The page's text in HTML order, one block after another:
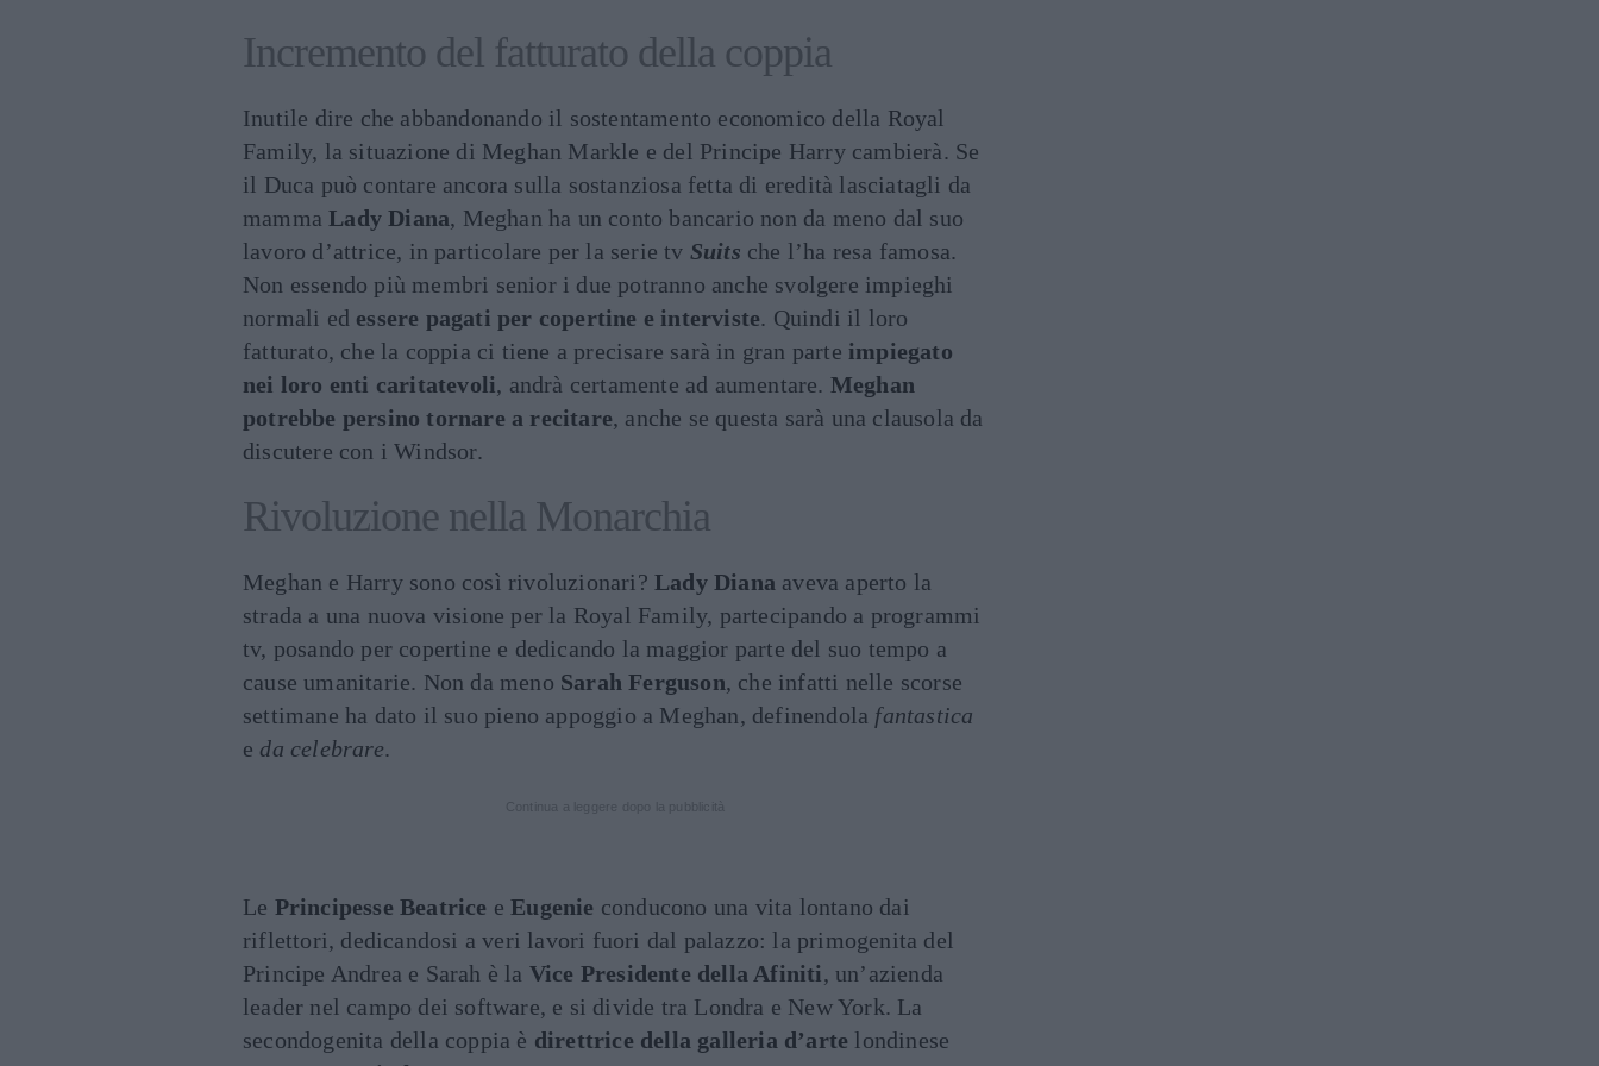
Incremento del fatturato della coppia
Inutile dire che abbandonando il sostentamento economico della Royal
Family, la situazione di Meghan Markle e del Principe Harry cambierà. Se
il Duca può contare ancora sulla sostanziosa fetta di eredità lasciatagli da
mammaLady Diana, Meghan ha un conto bancario non da meno dal suo
lavoro d’attrice, in particolare per la serie tv Suits che l’ha resa famosa.
Non essendo più membri senior i due potranno anche svolgere impieghi
normali ed essere pagati per copertine e interviste. Quindi il loro
fatturato, che la coppia ci tiene a precisare sarà in gran parte impiegato
nei loro enti caritatevoli, andrà certamente ad aumentare. Meghan
potrebbe persino tornare a recitare, anche se questa sarà una clausola da
discutere con i Windsor.
Rivoluzione nella Monarchia
Meghan e Harry sono così rivoluzionari? Lady Diana aveva aperto la
strada a una nuova visione per la Royal Family, partecipando a programmi
tv, posando per copertine e dedicando la maggior parte del suo tempo a
cause umanitarie. Non da meno Sarah Ferguson, che infatti nelle scorse
settimane ha dato il suo pieno appoggio a Meghan, definendola fantastica
e da celebrare.
Le Principesse Beatrice eEugenie conducono una vita lontano dai
riflettori, dedicandosi a veri lavori fuori dal palazzo: la primogenita del
Principe Andrea e Sarah è la Vice Presidente della Afiniti, un’azienda
leader nel campo dei software, e si divide tra Londra e New York. La
secondogenita della coppia è direttrice della galleria d’arte londinese